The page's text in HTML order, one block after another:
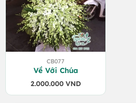
CB077
Về Với Chúa
2.000.000 VND